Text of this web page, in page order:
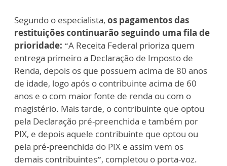
Segundo o especialista, os pagamentos das
restituições continuarão seguindo uma fila de
prioridade: “A Receita Federal prioriza quem
entrega primeiro a Declaração de Imposto de
Renda, depois os que possuem acima de 80 anos
de idade, logo após o contribuinte acima de 60
anos e o com maior fonte de renda ou com o
magistério. Mais tarde, o contribuinte que optou
pela Declaração pré-preenchida e também por
PIX, e depois aquele contribuinte que optou ou
pela pré-preenchida do PIX e assim vem os
demais contribuintes”, completou o porta-voz.